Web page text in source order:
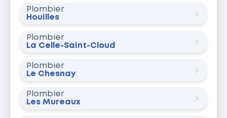
Plombier
Houilles
Plombier
La Celle-Saint-Cloud
Plombier
Le Chesnay
Plombier
Les Mureaux